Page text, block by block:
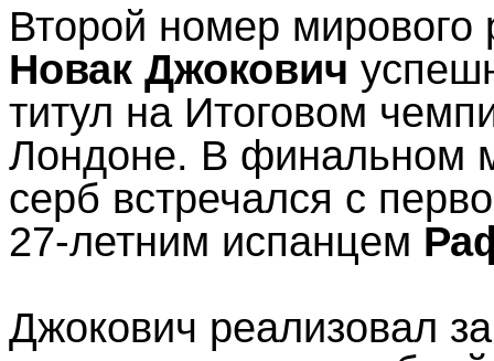
Второй номер мирового
Новак Джокович
титул на Итоговом
Лондоне. В финальном
серб встречался с
27-летним испанцем
Джокович реализовал